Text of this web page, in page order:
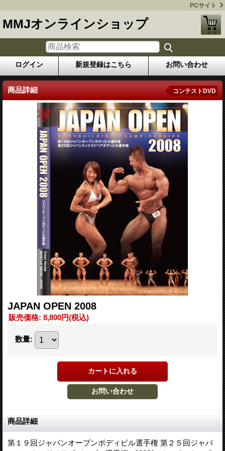
PCサイト
MMJオンラインショップ
ログイン 新規登録はこちら お問い合わせ
商品詳細 コンテストDVD
JAPAN OPEN 2008
販売価格: 8,800円(税込)
数量:
商品詳細
第１９回ジャパンオープンボディビル選手権 第２５回ジャパ